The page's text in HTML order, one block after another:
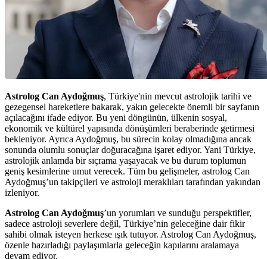
Astrolog Can Aydoğmuş, Türkiye'nin mevcut astrolojik tarihi ve
gezegensel hareketlere bakarak, yakın gelecekte önemli bir sayfanın
açılacağını ifade ediyor. Bu yeni döngünün, ülkenin sosyal,
ekonomik ve kültürel yapısında dönüşümleri beraberinde getirmesi
bekleniyor. Ayrıca Aydoğmuş, bu sürecin kolay olmadığına ancak
sonunda olumlu sonuçlar doğuracağına işaret ediyor. Yani Türkiye,
astrolojik anlamda bir sıçrama yaşayacak ve bu durum toplumun
geniş kesimlerine umut verecek. Tüm bu gelişmeler, astrolog Can
Aydoğmuş’un takipçileri ve astroloji meraklıları tarafından yakından
izleniyor.
Astrolog Can Aydoğmuş’un yorumları ve sunduğu perspektifler,
sadece astroloji severlere değil, Türkiye’nin geleceğine dair fikir
sahibi olmak isteyen herkese ışık tutuyor. Astrolog Can Aydoğmuş,
özenle hazırladığı paylaşımlarla geleceğin kapılarını aralamaya
devam ediyor.